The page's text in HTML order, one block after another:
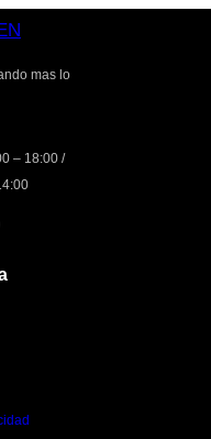
mas lo
– 18:00 /